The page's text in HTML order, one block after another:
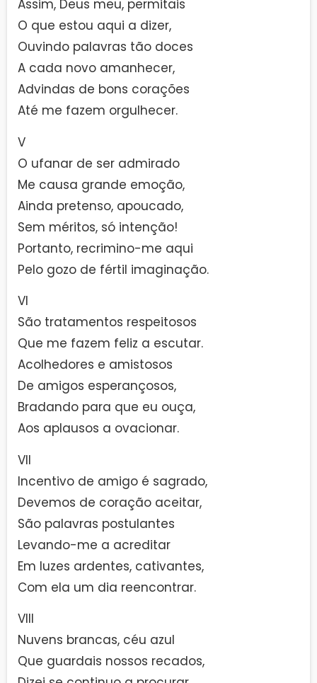
Assim, Deus meu, permitais
O que estou aqui a dizer,
Ouvindo palavras tão doces
A cada novo amanhecer,
Advindas de bons corações
Até me fazem orgulhecer.
V
O ufanar de ser admirado
Me causa grande emoção,
Ainda pretenso, apoucado,
Sem méritos, só intenção!
Portanto, recrimino-me aqui
Pelo gozo de fértil imaginação.
VI
São tratamentos respeitosos
Que me fazem feliz a escutar.
Acolhedores e amistosos
De amigos esperançosos,
Bradando para que eu ouça,
Aos aplausos a ovacionar.
VII
Incentivo de amigo é sagrado,
Devemos de coração aceitar,
São palavras postulantes
Levando-me a acreditar
Em luzes ardentes, cativantes,
Com ela um dia reencontrar.
VIII
Nuvens brancas, céu azul
Que guardais nossos recados,